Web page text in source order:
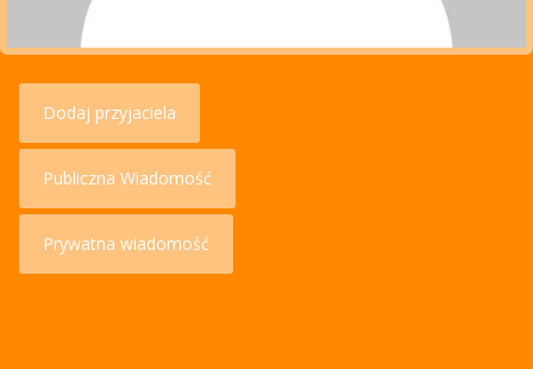
Dodaj przyjaciela
Publiczna Wiadomość
Prywatna wiadomość